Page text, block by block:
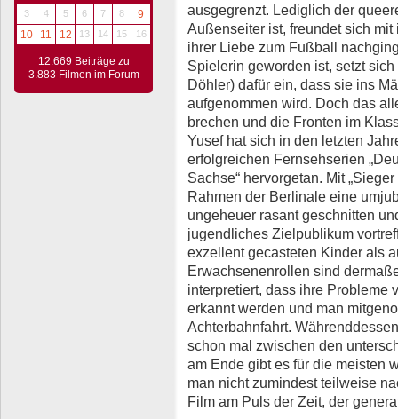
3
4 5 6 7 8
9
10
11 12 13 14 15 16
12.669 Beiträge zu
3.883 Filmen im Forum
ausgegrenzt. Lediglich der
Außenseiter ist, freundet sich
ihrer Liebe zum Fußball
Spielerin geworden ist, setzt
Döhler) dafür ein, dass sie ins
aufgenommen wird. Doch das
brechen und die Fronten im
Yusef hat sich in den letzten
erfolgreichen Fernsehserien
Sachse“ hervorgetan. Mit
Rahmen der Berlinale eine
ungeheuer rasant geschnitten
jugendliches Zielpublikum
exzellent gecasteten Kinder als
Erwachsenenrollen sind
interpretiert, dass ihre Probleme
erkannt werden und man
Achterbahnfahrt.
schon mal zwischen den
am Ende gibt es für die meisten
man nicht zumindest teilweise
Film am Puls der Zeit, der